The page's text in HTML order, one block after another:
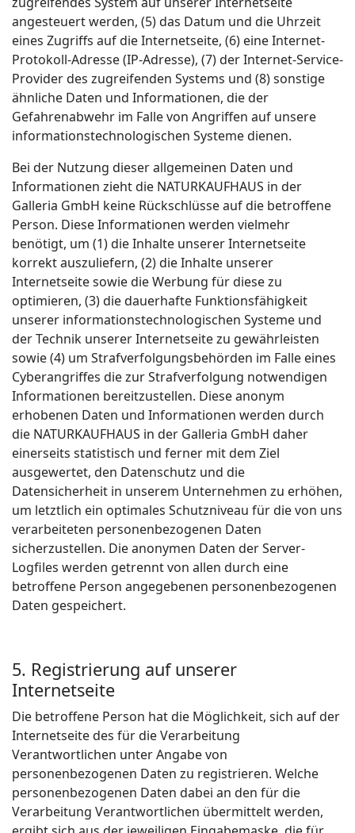
angesteuert werden, (5) das Datum und die Uhrzeit
eines Zugriffs auf die Internetseite, (6) eine Internet-
Protokoll-Adresse (IP-Adresse), (7) der Internet-Service-
Provider des zugreifenden Systems und (8) sonstige
ähnliche Daten und Informationen, die der
Gefahrenabwehr im Falle von Angriffen auf unsere
informationstechnologischen Systeme dienen.
Bei der Nutzung dieser allgemeinen Daten und
Informationen zieht die NATURKAUFHAUS in der
Galleria GmbH keine Rückschlüsse auf die betroffene
Person. Diese Informationen werden vielmehr
benötigt, um (1) die Inhalte unserer Internetseite
korrekt auszuliefern, (2) die Inhalte unserer
Internetseite sowie die Werbung für diese zu
optimieren, (3) die dauerhafte Funktionsfähigkeit
unserer informationstechnologischen Systeme und
der Technik unserer Internetseite zu gewährleisten
sowie (4) um Strafverfolgungsbehörden im Falle eines
Cyberangriffes die zur Strafverfolgung notwendigen
Informationen bereitzustellen. Diese anonym
erhobenen Daten und Informationen werden durch
die NATURKAUFHAUS in der Galleria GmbH daher
einerseits statistisch und ferner mit dem Ziel
ausgewertet, den Datenschutz und die
Datensicherheit in unserem Unternehmen zu erhöhen,
um letztlich ein optimales Schutzniveau für die von uns
verarbeiteten personenbezogenen Daten
sicherzustellen. Die anonymen Daten der Server-
Logfiles werden getrennt von allen durch eine
betroffene Person angegebenen personenbezogenen
Daten gespeichert.
5. Registrierung auf unserer
Internetseite
Die betroffene Person hat die Möglichkeit, sich auf der
Internetseite des für die Verarbeitung
Verantwortlichen unter Angabe von
personenbezogenen Daten zu registrieren. Welche
personenbezogenen Daten dabei an den für die
Verarbeitung Verantwortlichen übermittelt werden,